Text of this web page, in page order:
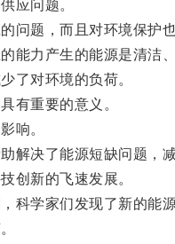
应问题。
题，而且对环境保护也
力产生的能源是清洁、
对环境的负荷。
重要的意义。
响。
决了能源短缺问题，减
新的飞速发展。
学家们发现了新的能